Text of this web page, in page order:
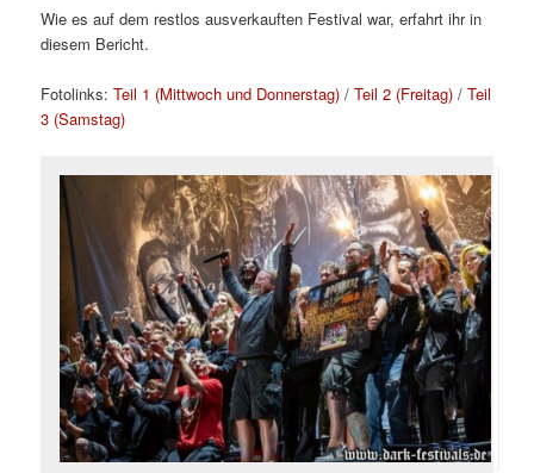
Wie es auf dem restlos ausverkauften Festival war, erfahrt ihr in
diesem Bericht.
Fotolinks:Teil 1 (Mittwoch und Donnerstag) /Teil 2 (Freitag) /Teil
3 (Samstag)